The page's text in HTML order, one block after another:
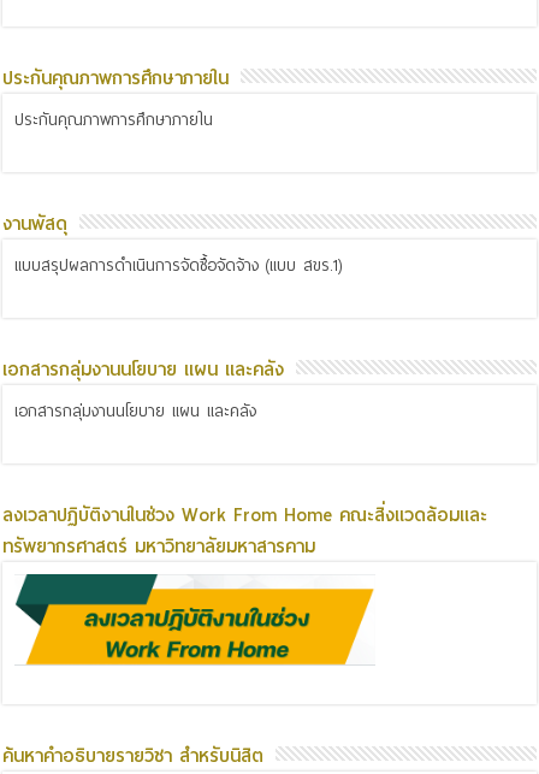
ประกันคุณภาพการศึกษาภายใน
ประกันคุณภาพการศึกษาภายใน
งานพัสดุ
แบบสรุปผลการดำเนินการจัดซื้อจัดจ้าง (แบบ สขร.1)
เอกสารกลุ่มงานนโยบาย แผน และคลัง
เอกสารกลุ่มงานนโยบาย แผน และคลัง
ลงเวลาปฏิบัติงานในช่วง Work From Home คณะสิ่งแวดล้อมและ
ทรัพยากรศาสตร์ มหาวิทยาลัยมหาสารคาม
ค้นหาคำอธิบายรายวิชา สำหรับนิสิต